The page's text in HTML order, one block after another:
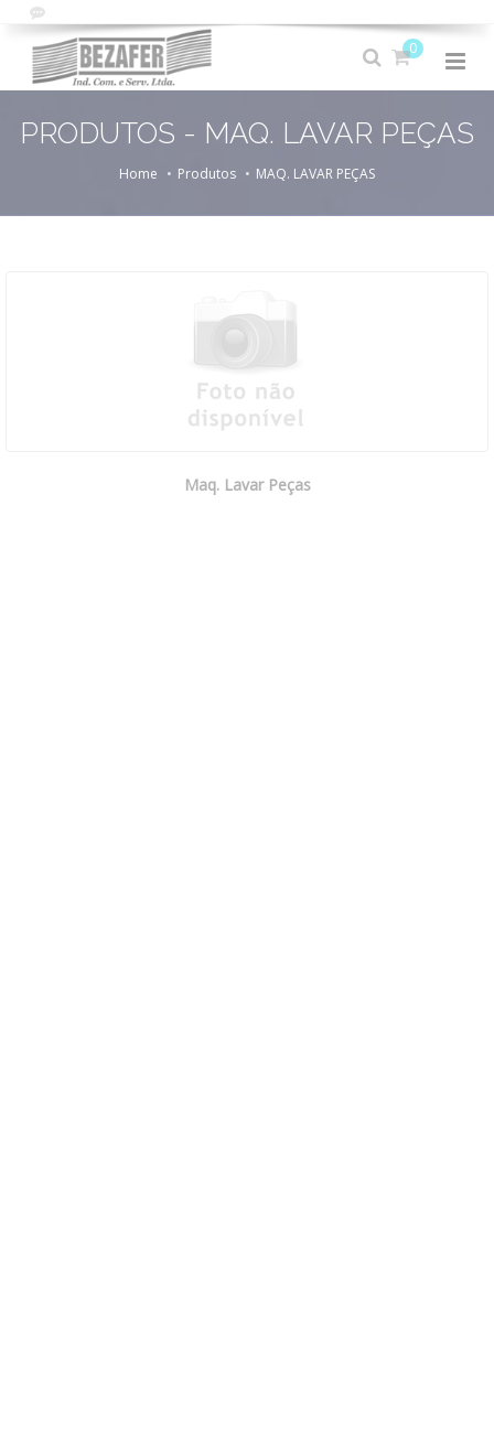
0
PRODUTOS - MAQ. LAVAR PEÇAS
Home Produtos MAQ. LAVAR PEÇAS
Maq. Lavar Peças